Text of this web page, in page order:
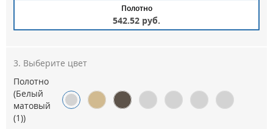
Полотно
542.52 руб.
Выберите цвет
Полотно
(Белый
матовый
(1))